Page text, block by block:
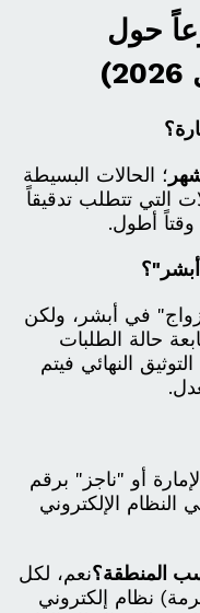
حول
؛ الحالات البسيطة
التي تتطلب تدقيقاً
أطول.
في أبشر، ولكن
حالة الطلبات
النهائي فيتم
أو "ناجز" برقم
الإلكتروني
المنطقة؟نعم، لكل
نظام إلكتروني